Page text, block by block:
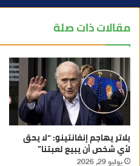
مقالات ذات صلة
بلاتر يهاجم إنفانتينو: “لا يحق
لأي شخص أن يبيع لعبتنا”
يوليو 29, 2026